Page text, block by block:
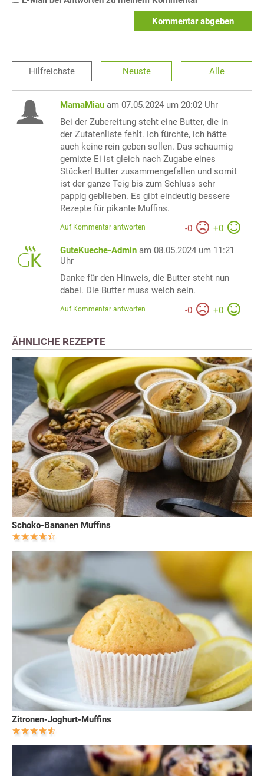
Kommentar abgeben
Hilfreichste Neuste Alle
MamaMiau am 07.05.2024 um 20:02 Uhr
Bei der Zubereitung steht eine Butter, die in
der Zutatenliste fehlt. Ich fürchte, ich hätte
auch keine rein geben sollen. Das schaumig
gemixte Ei ist gleich nach Zugabe eines
Stückerl Butter zusammengefallen und somit
ist der ganze Teig bis zum Schluss sehr
pappig geblieben. Es gibt eindeutig bessere
Rezepte für pikante Muffins.
-0 +0
Auf Kommentar antworten
GuteKueche-Admin am 08.05.2024 um 11:21
Uhr
Danke für den Hinweis, die Butter steht nun
dabei. Die Butter muss weich sein.
-0 +0
Auf Kommentar antworten
ÄHNLICHE REZEPTE
Schoko-Bananen Muffins
Zitronen-Joghurt-Muffins